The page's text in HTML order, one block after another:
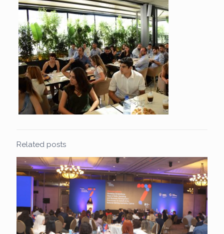
Related posts